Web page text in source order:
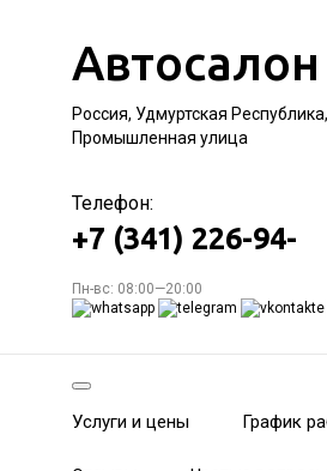
Автосалон
Россия, Удмуртская
Промышленная улица
Телефон:
+7 (341) 226-94-
Пн-вс: 08:00—20:00
Услуги и цены График